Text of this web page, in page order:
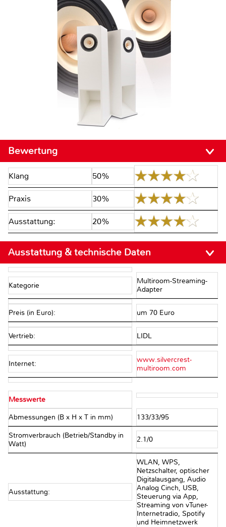
Bewertung
Klang 50%
Praxis 30%
Ausstattung: 20%
Ausstattung & technische Daten
Kategorie
Multiroom-Streaming-
Adapter
Preis (in Euro): um 70 Euro
Vertrieb: LIDL
Internet:
www.silvercrest-
multiroom.com
Messwerte
Abmessungen (B x H x T in mm) 133/33/95
Stromverbrauch (Betrieb/Standby in
Watt)
2.1/0
Ausstattung:
WLAN, WPS,
Netzschalter, optischer
Digitalausgang, Audio
Analog Cinch, USB,
Steuerung via App,
Streaming von vTuner-
Internetradio, Spotify
und Heimnetzwerk